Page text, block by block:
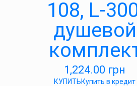
108, L-
душевой
1,224.00 грн
КУПИТЬКупить в кредит